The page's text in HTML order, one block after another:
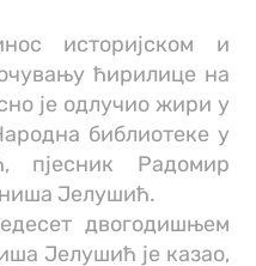
историјском и
ћирилице на
је одлучио жири у
библиотеке у
пјесник Радомир
Јелушић.
двогодишњем
Јелушић је казао,